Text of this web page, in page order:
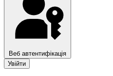
Веб автентифікація
Увійти